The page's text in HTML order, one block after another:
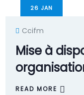
26 JAN
Ccifm
Mise à
READ MORE